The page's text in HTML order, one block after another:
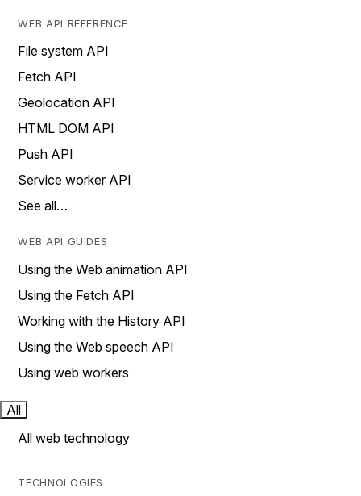
WEB API REFERENCE
File system API
Fetch API
Geolocation API
HTML DOM API
Push API
Service worker API
See all…
WEB API GUIDES
Using the Web animation API
Using the Fetch API
Working with the History API
Using the Web speech API
Using web workers
All
All web technology
TECHNOLOGIES